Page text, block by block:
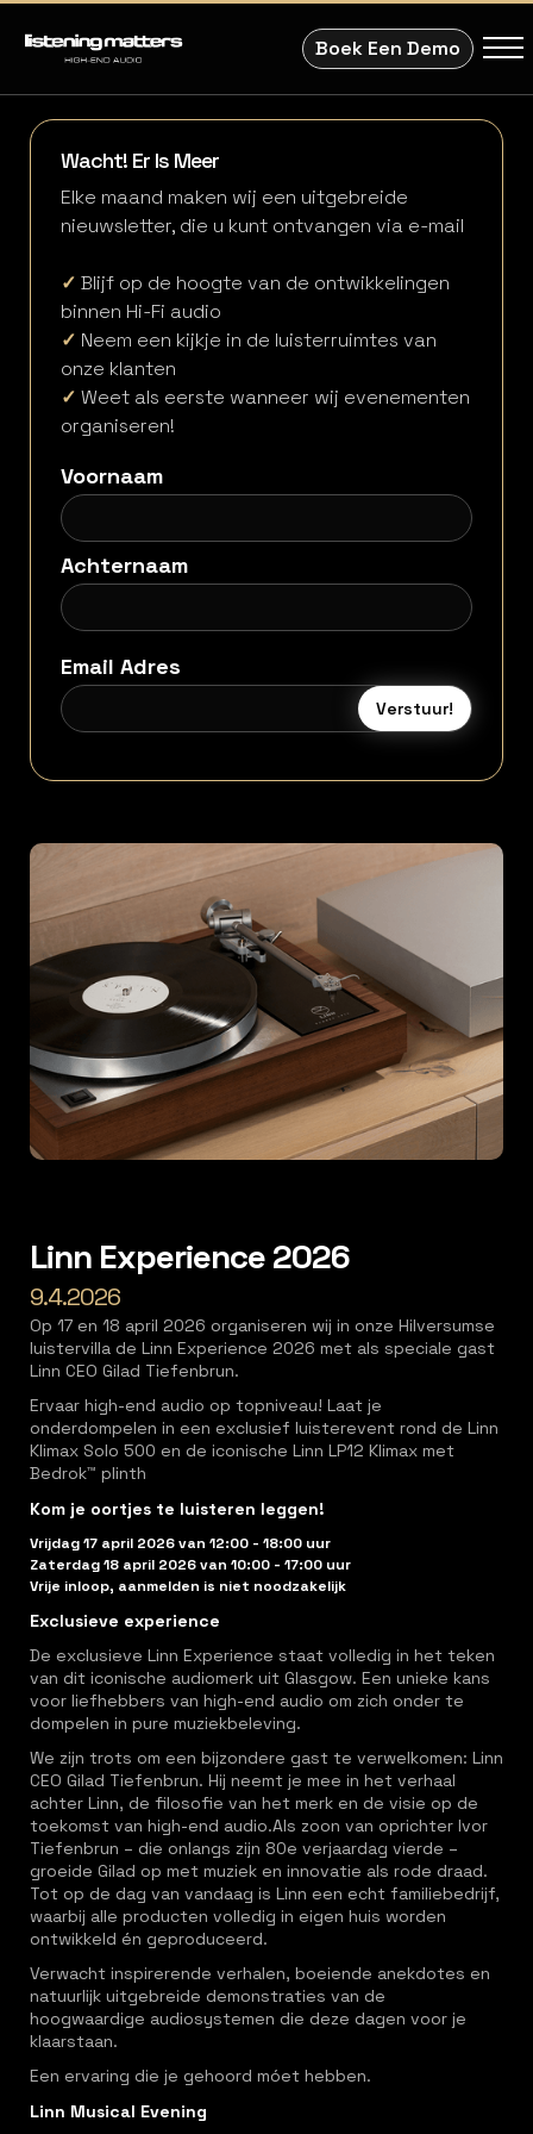
Boek Een Demo
Wacht! Er Is Meer
Elke maand maken wij een uitgebreide
nieuwsletter, die u kunt ontvangen via e-mail
✓ Blijf op de hoogte van de ontwikkelingen
binnen Hi-Fi audio
✓ Neem een kijkje in de luisterruimtes van
onze klanten
✓ Weet als eerste wanneer wij evenementen
organiseren!
Voornaam
Achternaam
Email Adres
Linn Experience 2026
9.4.2026
Op 17 en 18 april 2026 organiseren wij in onze Hilversumse
luistervilla de Linn Experience 2026 met als speciale gast
Linn CEO Gilad Tiefenbrun.
Ervaar high-end audio op topniveau! Laat je
onderdompelen in een exclusief luisterevent rond de Linn
Klimax Solo 500 en de iconische Linn LP12 Klimax met
Bedrok™ plinth
Kom je oortjes te luisteren leggen!
Vrijdag 17 april 2026 van 12:00 - 18:00 uur
Zaterdag 18 april 2026 van 10:00 - 17:00 uur
Vrije inloop, aanmelden is niet noodzakelijk
Exclusieve experience
De exclusieve Linn Experience staat volledig in het teken
van dit iconische audiomerk uit Glasgow. Een unieke kans
voor liefhebbers van high-end audio om zich onder te
dompelen in pure muziekbeleving.
We zijn trots om een bijzondere gast te verwelkomen: Linn
CEO Gilad Tiefenbrun. Hij neemt je mee in het verhaal
achter Linn, de filosofie van het merk en de visie op de
toekomst van high-end audio.Als zoon van oprichter Ivor
Tiefenbrun – die onlangs zijn 80e verjaardag vierde –
groeide Gilad op met muziek en innovatie als rode draad.
Tot op de dag van vandaag is Linn een echt familiebedrijf,
waarbij alle producten volledig in eigen huis worden
ontwikkeld én geproduceerd.
Verwacht inspirerende verhalen, boeiende anekdotes en
natuurlijk uitgebreide demonstraties van de
hoogwaardige audiosystemen die deze dagen voor je
klaarstaan.
Een ervaring die je gehoord móet hebben.
Linn Musical Evening